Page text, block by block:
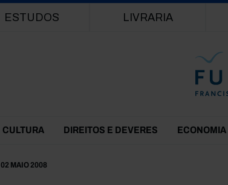
ESTUDOS LIVRARIA
CULTURA DIREITOS E DEVERES ECONOMIA
02 MAIO 2008